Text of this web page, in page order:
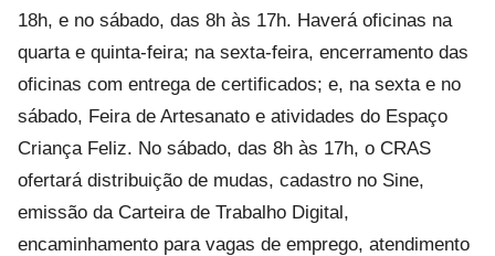
18h, e no sábado, das 8h às 17h. Haverá oficinas na
quarta e quinta-feira; na sexta-feira, encerramento das
oficinas com entrega de certificados; e, na sexta e no
sábado, Feira de Artesanato e atividades do Espaço
Criança Feliz. No sábado, das 8h às 17h, o CRAS
ofertará distribuição de mudas, cadastro no Sine,
emissão da Carteira de Trabalho Digital,
encaminhamento para vagas de emprego, atendimento